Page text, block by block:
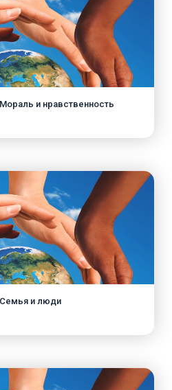
и нравственность
и люди